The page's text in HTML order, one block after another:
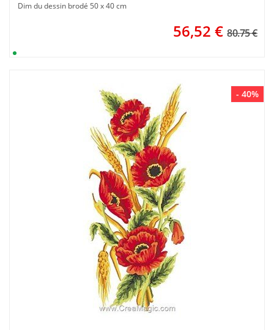
Dim du dessin brodé 50 x 40 cm
56,52 € 80.75 €
- 40%